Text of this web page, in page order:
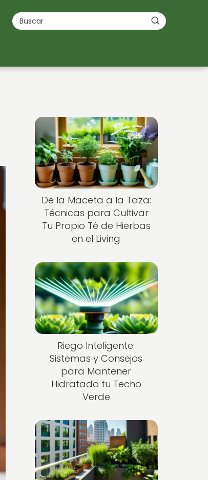
De la Maceta a la Taza:
Técnicas para Cultivar
Tu Propio Té de Hierbas
en el Living
Riego Inteligente:
Sistemas y Consejos
para Mantener
Hidratado tu Techo
Verde